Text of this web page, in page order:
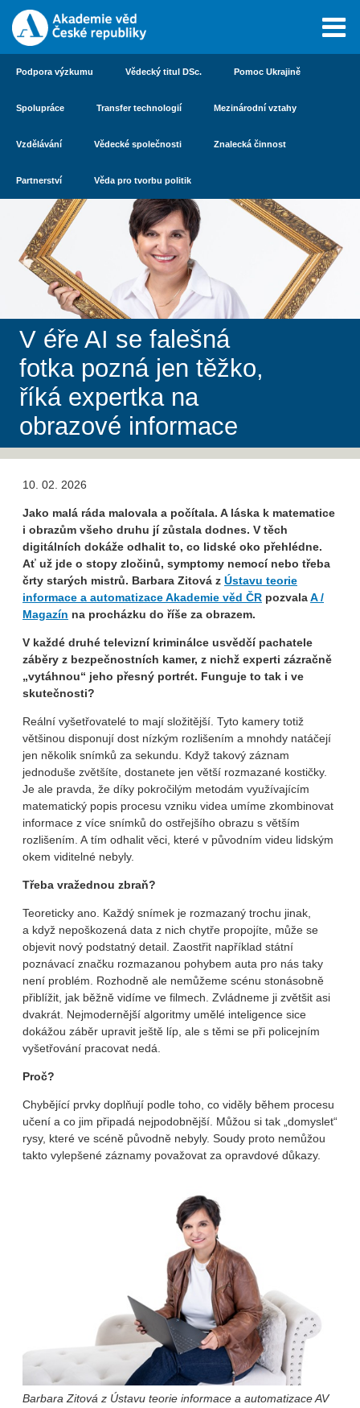
Podpora výzkumu Vědecký titul DSc. Pomoc Ukrajině
Spolupráce Transfer technologií Mezinárodní vztahy
Vzdělávání Vědecké společnosti Znalecká činnost
Partnerství Věda pro tvorbu politik
V éře AI se falešná
fotka pozná jen těžko,
říká expertka na
obrazové informace
10. 02. 2026
Jako malá ráda malovala a počítala. A láska k matematice
i obrazům všeho druhu jí zůstala dodnes. V těch
digitálních dokáže odhalit to, co lidské oko přehlédne.
Ať už jde o stopy zločinů, symptomy nemocí nebo třeba
črty starých mistrů. Barbara Zitová z Ústavu teorie
informace a automatizace Akademie věd ČR pozvalaA /
Magazín na procházku do říše za obrazem.
V každé druhé televizní kriminálce usvědčí pachatele
záběry z bezpečnostních kamer, z nichž experti zázračně
„vytáhnou“ jeho přesný portrét. Funguje to tak i ve
skutečnosti?
Reální vyšetřovatelé to mají složitější. Tyto kamery totiž
většinou disponují dost nízkým rozlišením a mnohdy natáčejí
jen několik snímků za sekundu. Když takový záznam
jednoduše zvětšíte, dostanete jen větší rozmazané kostičky.
Je ale pravda, že díky pokročilým metodám využívajícím
matematický popis procesu vzniku videa umíme zkombinovat
informace z více snímků do ostřejšího obrazu s větším
rozlišením. A tím odhalit věci, které v původním videu lidským
okem viditelné nebyly.
Třeba vražednou zbraň?
Teoreticky ano. Každý snímek je rozmazaný trochu jinak,
a když nepoškozená data z nich chytře propojíte, může se
objevit nový podstatný detail. Zaostřit například státní
poznávací značku rozmazanou pohybem auta pro nás taky
není problém. Rozhodně ale nemůžeme scénu stonásobně
přiblížit, jak běžně vidíme ve filmech. Zvládneme ji zvětšit asi
dvakrát. Nejmodernější algoritmy umělé inteligence sice
dokážou záběr upravit ještě líp, ale s těmi se při policejním
vyšetřování pracovat nedá.
Proč?
Chybějící prvky doplňují podle toho, co viděly během procesu
učení a co jim připadá nejpodobnější. Můžou si tak „domyslet“
rysy, které ve scéně původně nebyly. Soudy proto nemůžou
takto vylepšené záznamy považovat za opravdové důkazy.
Barbara Zitová z Ústavu teorie informace a automatizace AV